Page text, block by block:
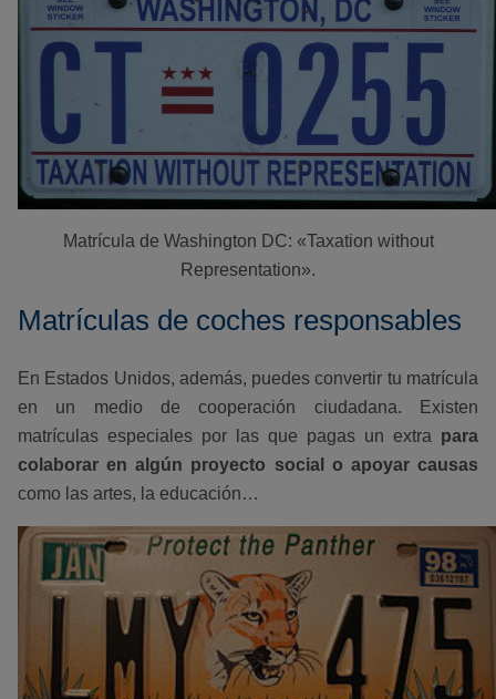
Matrícula de Washington DC: «Taxation without
Representation».
Matrículas de coches responsables
En Estados Unidos, además, puedes convertir tu matrícula
en un medio de cooperación ciudadana. Existen
matrículas especiales por las que pagas un extra para
colaborar en algún proyecto social o apoyar causas
como las artes, la educación…